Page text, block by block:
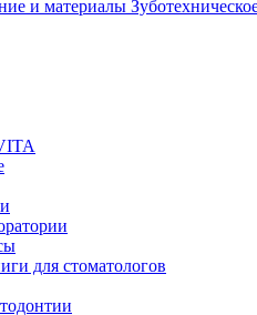
для стоматологов